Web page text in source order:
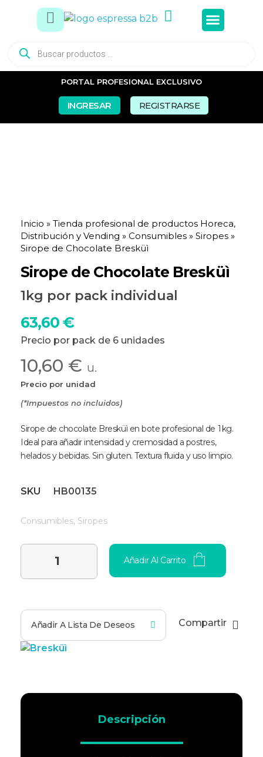
PORTAL PROFESIONAL EXCLUSIVO
INGRESAR REGISTRARSE
Inicio » Tienda profesional de productos Horeca,
Distribución y Vending » Consumibles » Siropes »
Sirope de Chocolate Bresküì
Sirope de Chocolate Bresküì
1kg por pack individual
Precio por pack de 6 unidades
(*Impuestos no incluidos)
63,60 €
Precio por unidad
Sirope de chocolate Bresküì en bote profesional de 1 kg.
Ideal para añadir intensidad y cremosidad a postres,
helados y bebidas. Sin gluten. Textura fluida y uso limpio.
Añadir Al Carrito
Añadir A Lista De Deseos Compartir
SKU HB00135
Consumibles, Siropes
10,60 € u.
Descripción